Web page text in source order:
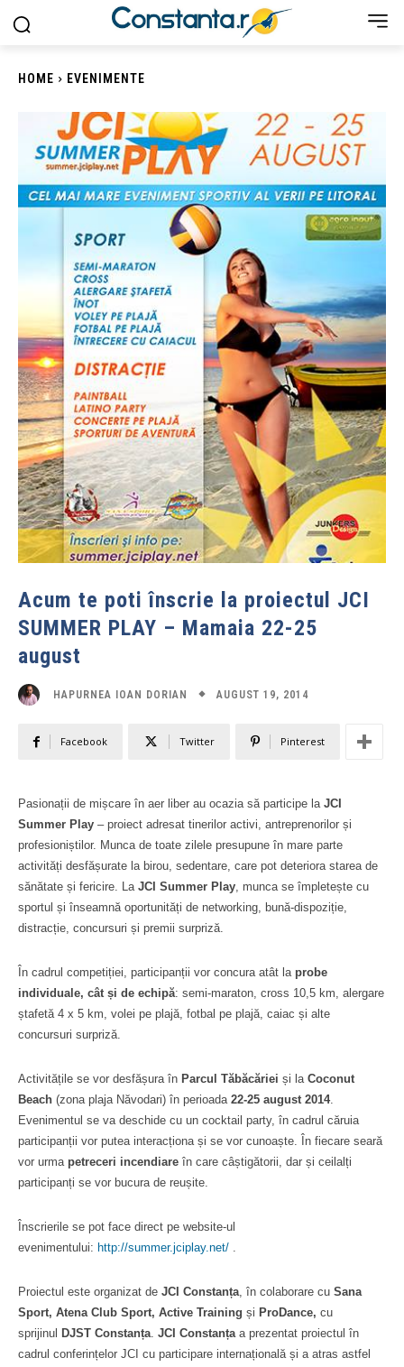
HOME EVENIMENTE
Acum te poti înscrie la proiectul JCI
SUMMER PLAY – Mamaia 22-25
august
HAPURNEA IOAN DORIAN AUGUST 19, 2014
Facebook Twitter Pinterest
Pasionații de mișcare în aer liber au ocazia să participe la JCI
Summer Play – proiect adresat tinerilor activi, antreprenorilor și
profesioniștilor. Munca de toate zilele presupune în mare parte
activități desfășurate la birou, sedentare, care pot deteriora starea de
sănătate și fericire. La JCI Summer Play, munca se împletește cu
sportul și înseamnă oportunități de networking, bună-dispoziție,
distracție, concursuri și premii surpriză.
În cadrul competiției, participanții vor concura atât la probe
individuale, cât și de echipă: semi-maraton, cross 10,5 km, alergare
ștafetă 4 x 5 km, volei pe plajă, fotbal pe plajă, caiac și alte
concursuri surpriză.
Activitățile se vor desfășura în Parcul Tăbăcăriei și la Coconut
Beach (zona plaja Năvodari) în perioada 22-25 august 2014.
Evenimentul se va deschide cu un cocktail party, în cadrul căruia
participanții vor putea interacționa și se vor cunoaște. În fiecare seară
vor urma petreceri incendiare în care câștigătorii, dar și ceilalți
participanți se vor bucura de reușite.
Înscrierile se pot face direct pe website-ul
evenimentului: http://summer.jciplay.net/ .
Proiectul este organizat de JCI Constanța, în colaborare cu Sana
Sport, Atena Club Sport, Active Training și ProDance, cu
sprijinul DJST Constanța. JCI Constanța a prezentat proiectul în
cadrul conferințelor JCI cu participare internațională și a atras astfel